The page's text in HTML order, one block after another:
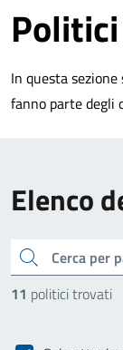
Politici
In questa
fanno parte degli
Elenco
cerca
11 politici trovati